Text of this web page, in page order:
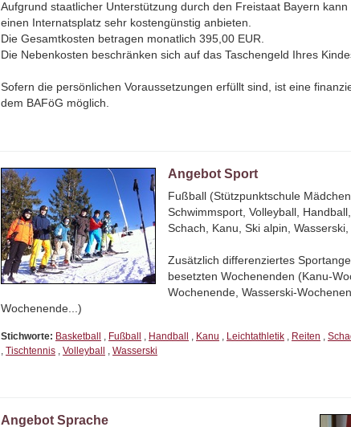
Aufgrund staatlicher Unterstützung durch den Freistaat Bayern
einen Internatsplatz sehr kostengünstig anbieten.
Die Gesamtkosten betragen monatlich 395,00 EUR.
Die Nebenkosten beschränken sich auf das Taschengeld Ihres
Sofern die persönlichen Voraussetzungen erfüllt sind, ist eine
dem BAFöG möglich.
Angebot Sport
Fußball (Stützpunktschule
Schwimmsport, Volleyball,
Schach, Kanu, Ski alpin,
Zusätzlich differenziertes
besetzten Wochenenden (Kanu-
Wochenende, Wasserski-
Wochenende...)
Stichworte: Basketball , Fußball , Handball , Kanu , Leichtathletik , Reiten ,
, Tischtennis , Volleyball , Wasserski
Angebot Sprache